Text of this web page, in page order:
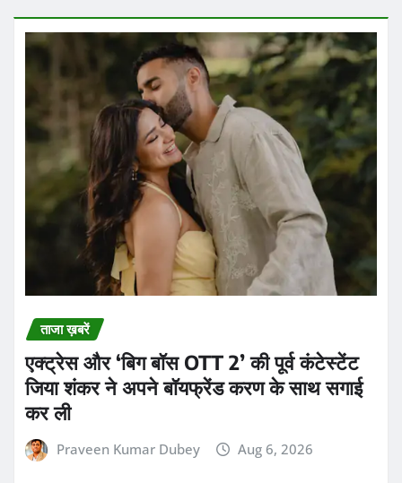
ताजा ख़बरें
एक्ट्रेस और ‘बिग बॉस OTT 2’ की पूर्व कंटेस्टेंट
जिया शंकर ने अपने बॉयफ्रेंड करण के साथ सगाई
कर ली
Praveen Kumar Dubey Aug 6, 2026